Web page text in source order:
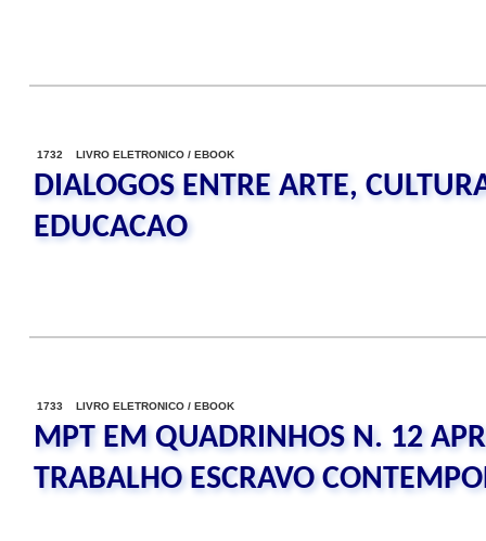
1732 LIVRO ELETRONICO / EBOOK
DIALOGOS ENTRE ARTE,
EDUCACAO
1733 LIVRO ELETRONICO / EBOOK
MPT EM QUADRINHOS N. 12
TRABALHO ESCRAVO